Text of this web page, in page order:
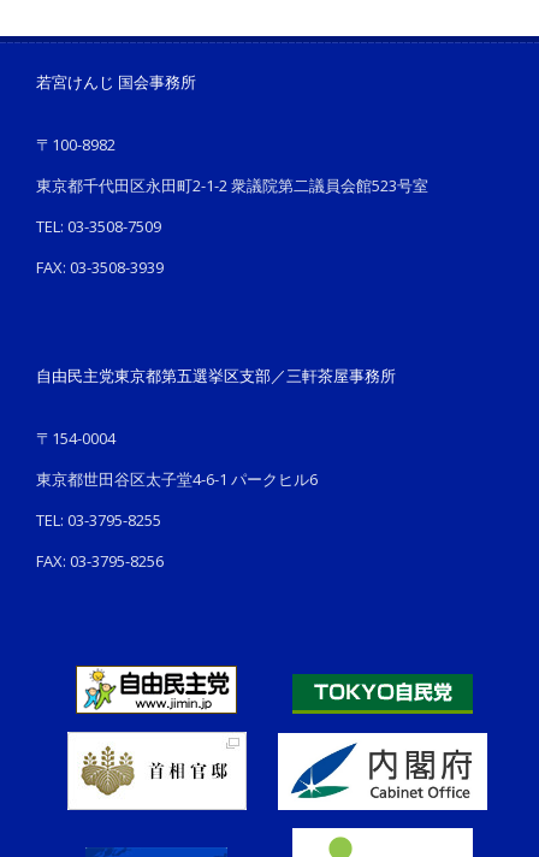
若宮けんじ 国会事務所
〒100-8982
東京都千代田区永田町2-1-2 衆議院第二議員会館523号室
TEL: 03-3508-7509
FAX: 03-3508-3939
自由民主党東京都第五選挙区支部／三軒茶屋事務所
〒154-0004
東京都世田谷区太子堂4-6-1 パークヒル6
TEL: 03-3795-8255
FAX: 03-3795-8256